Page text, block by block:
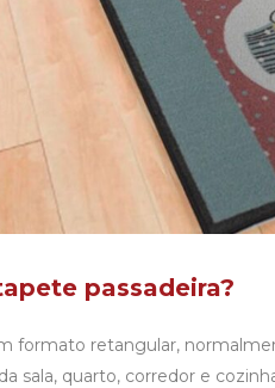
passadeira?
formato retangular,
sala, quarto, corredor e